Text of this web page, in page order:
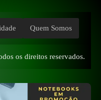
Quem Somos
os direitos reservados.